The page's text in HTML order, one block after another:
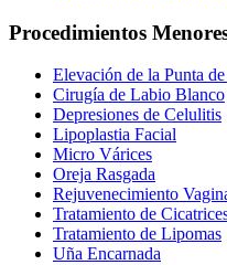
Procedimientos
Elevación de la Punta
Cirugía de Labio Blanco
Depresiones de Celulitis
Lipoplastia Facial
Micro Várices
Oreja Rasgada
Rejuvenecimiento
Tratamiento de
Tratamiento de Lipomas
Uña Encarnada